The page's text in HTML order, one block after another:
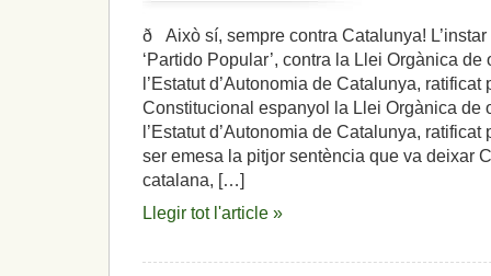
ð Això sí, sempre contra Catalunya! L’instar
‘Partido Popular’, contra la Llei Orgànica
l’Estatut d’Autonomia de Catalunya,
Constitucional espanyol la Llei Orgànica de
l’Estatut d’Autonomia de Catalunya,
ser emesa la pitjor sentència que va deixar
catalana, […]
Llegir tot l'article »